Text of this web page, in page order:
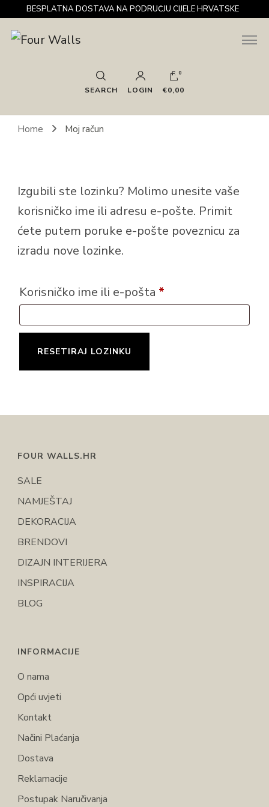
BESPLATNA DOSTAVA NA PODRUČJU CIJELE HRVATSKE
Four Walls
Sve za interijer po Vašoj mjeri. Salon namještaja, dekoracije i
rasvjete. Interijeri s karakterom
SEARCH LOGIN
0
€0,00
Home Moj račun
Izgubili ste lozinku? Molimo unesite vaše
korisničko ime ili adresu e-pošte. Primit
ćete putem poruke e-pošte poveznicu za
izradu nove lozinke.
Korisničko ime ili e-pošta *
RESETIRAJ LOZINKU
FOUR WALLS.HR
SALE
NAMJEŠTAJ
DEKORACIJA
BRENDOVI
DIZAJN INTERIJERA
INSPIRACIJA
BLOG
INFORMACIJE
O nama
Opći uvjeti
Kontakt
Načini Plaćanja
Dostava
Reklamacije
Postupak Naručivanja